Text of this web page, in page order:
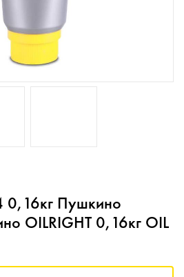
0,16кг Пушкино
OILRIGHT 0,16кг OIL